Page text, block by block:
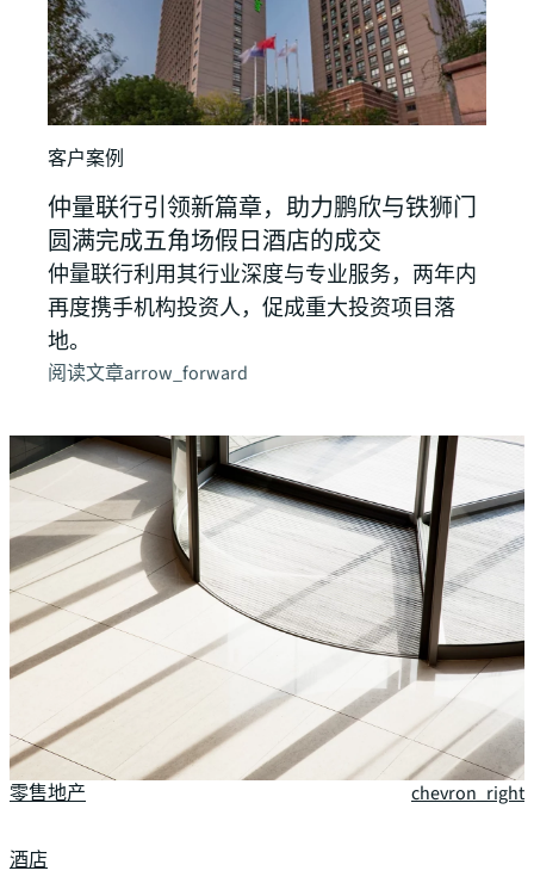
客户案例
仲量联行引领新篇章，助力鹏欣与铁狮门
圆满完成五角场假日酒店的成交
仲量联行利用其行业深度与专业服务，两年内
再度携手机构投资人，促成重大投资项目落
地。
阅读文章arrow_forward
我们的专业领域
办公楼 chevron_right
产业与物流 chevron_right
零售地产 chevron_right
酒店